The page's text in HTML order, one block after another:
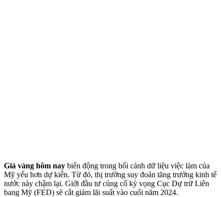
Giá vàng hôm nay biến động trong bối cảnh dữ liệu việc làm của
Mỹ yếu hơn dự kiến. Từ đó, thị trường suy đoán tăng trưởng kinh tế
nước này chậm lại. Giới đầu tư củng cố kỳ vọng Cục Dự trữ Liên
bang Mỹ (FED) sẽ cắt giảm lãi suất vào cuối năm 2024.